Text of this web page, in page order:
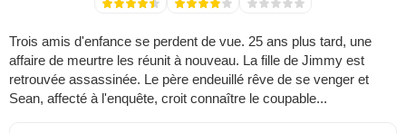
Trois amis d'enfance se perdent de vue. 25 ans plus tard, une
affaire de meurtre les réunit à nouveau. La fille de Jimmy est
retrouvée assassinée. Le père endeuillé rêve de se venger et
Sean, affecté à l'enquête, croit connaître le coupable...